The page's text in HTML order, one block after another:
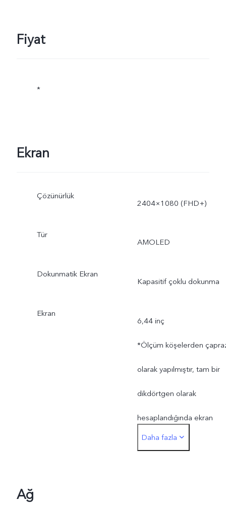
Fiyat
*
Ekran
Çözünürlük
2404×1080 (FHD+)
Tür
AMOLED
Dokunmatik Ekran
Kapasitif çoklu dokunma
Ekran
6,44 inç
*Ölçüm köşelerden
olarak yapılmıştır, tam bir
dikdörtgen olarak
hesaplandığında ekran
6,44 inç'tir. Gerçek
Daha fazla
Ağ